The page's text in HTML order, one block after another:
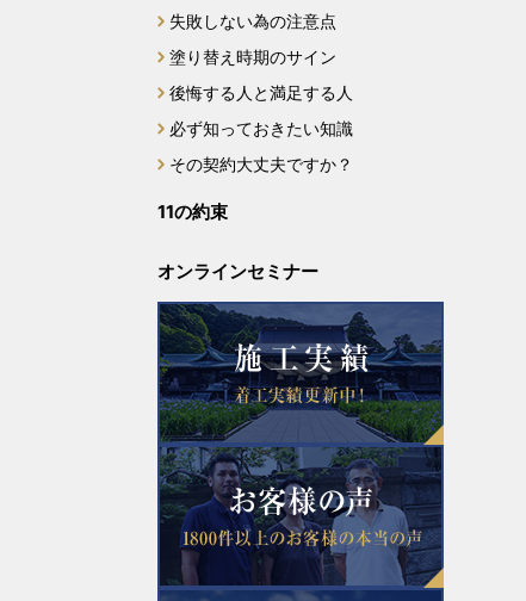
2023年12月
2023年11月
2023年10月
2023年9月
2023年8月
2023年7月
2023年6月
2023年5月
2023年4月
失敗しない為の注意点
塗り替え時期のサイン
後悔する人と満足する人
必ず知っておきたい知識
その契約大丈夫ですか？
11の約束
オンラインセミナー